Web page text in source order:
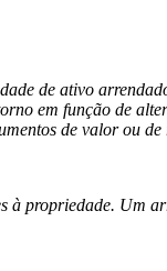
de ativo
em função de
de valor ou
à propriedade. Um